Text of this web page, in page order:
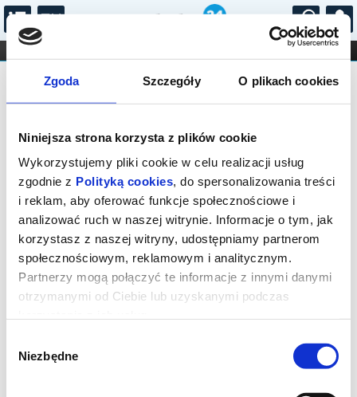
Zgoda Szczegóły O plikach cookies
Niniejsza strona korzysta z plików cookie
Wykorzystujemy pliki cookie w celu realizacji usług
zgodnie z Polityką cookies, do spersonalizowania treści
i reklam, aby oferować funkcje społecznościowe i
analizować ruch w naszej witrynie. Informacje o tym, jak
korzystasz z naszej witryny, udostępniamy partnerom
społecznościowym, reklamowym i analitycznym.
Partnerzy mogą połączyć te informacje z innymi danymi
otrzymanymi od Ciebie lub uzyskanymi podczas
zgody
Niezbędne
...
FILHARMONIA OPERA I BALET
STAND-UP
DLA DZIECI
Fundacja Anioły Farmacji i Anioły
Medycyny
Brak wydarzeń